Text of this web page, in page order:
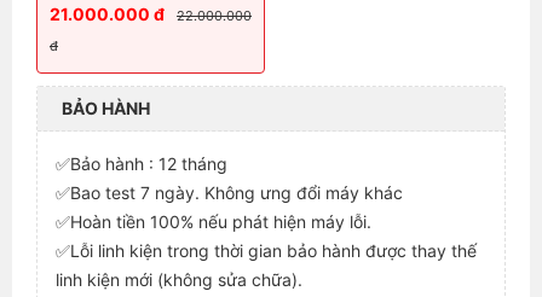
21.000.000 đ
22.000.000
đ
BẢO HÀNH
✅Bảo hành : 12 tháng
✅Bao test 7 ngày. Không ưng đổi máy khác
✅Hoàn tiền 100% nếu phát hiện máy lỗi.
✅Lỗi linh kiện trong thời gian bảo hành được thay thế
linh kiện mới (không sửa chữa).